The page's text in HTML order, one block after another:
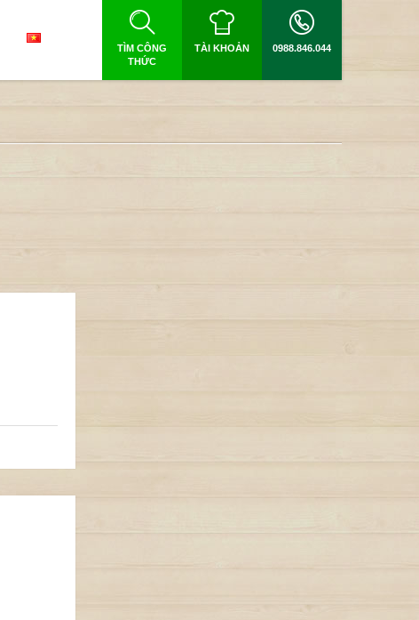
TÌM CÔNG
THỨC
TÀI KHOẢN 0988.846.044